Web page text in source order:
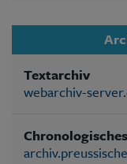
Textarchiv
webarchiv-